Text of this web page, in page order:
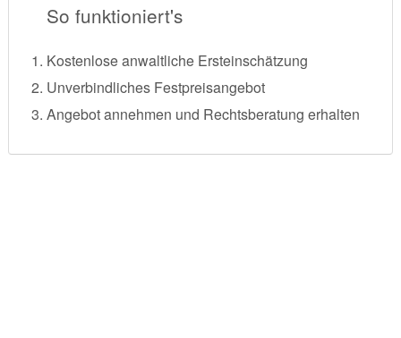
So funktioniert's
Kostenlose anwaltliche Ersteinschätzung
Unverbindliches Festpreisangebot
Angebot annehmen und Rechtsberatung erhalten